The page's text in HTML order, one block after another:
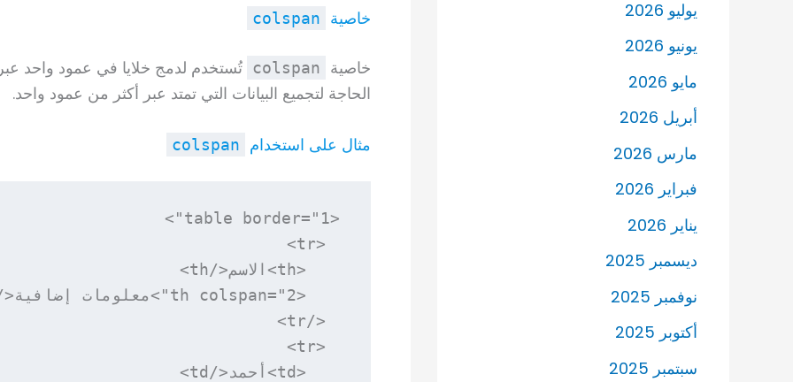
يوليو 2026
يونيو 2026
مايو 2026
أبريل 2026
مارس 2026
فبراير 2026
يناير 2026
ديسمبر 2025
نوفمبر 2025
أكتوبر 2025
سبتمبر 2025
خاصية colspan
خاصية colspan تُستخدم لدمج خلايا في عمود واحد
الحاجة لتجميع البيانات التي تمتد عبر أكثر من عمود واحد.
مثال على استخدام colspan
<table border="1">
  <tr>
    <th>الاسم</th>
  </tr>
  <tr>
    <td>أحمد</td>